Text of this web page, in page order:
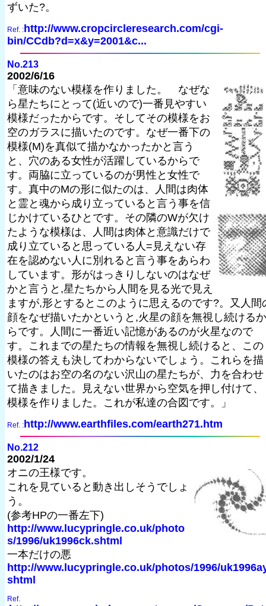
ずいた?。
Ref. : http://www.cropcircleresearch.com/cgi-
bin/CCdb?d=x&y=2001&c...
No.213
2002/6/16
「意味のない模様を作りました。 なぜな
ら星たちにとって(近いので)一番見やすい
模様だったからです。そしてその模様をお
空のガラスに描いたのです。なぜ一番下の
模様(M)を真似て描かなかったかと言う
と、穴のある女性が活躍しているからで
す。両脇に立っているのが男性と女性で
す。真中のMの形に似たのは、人間は肉体
と霊と魂から成り立っていると言う事を信
じかけているひとです。その隣のWが欠け
たような模様は、人間は肉体と意識だけで
成り立ていると思っている人=見えない存
在を認めない人に別れると言う事をあらわ
しています。形がはっきりしないのはなぜ
かと言うと,星たちから人間を見る光で見え
ますが,形とするとこのように思えるのです?。又人間
顔をなぜ描いたかというと,火星の顔を無視し続けるか
らです。人間に一番近い記憶があるのが火星なので
す。これまでの星たちの情報を無視し続けると、この
模様の答えも決してわからないでしょう。これらを描
いたのはお空の名のない沢山の星たちが、力を合わせ
て描きました。見えない世界から空気を押し付けて、
模様を作りました。これが私達の合図です。」
Ref. : http://www.earthfiles.com/earth271.htm
No.212
2002/1/24
オニの王様です。
これを見ていると動き出しそうでしょ
う。
(参考HPの一番左下)
http://www.lucypringle.co.uk/photo
s/1996/uk1996ck.shtml
一本だけの悪
http://www.lucypringle.co.uk/photos/1996/
shtml
Ref.